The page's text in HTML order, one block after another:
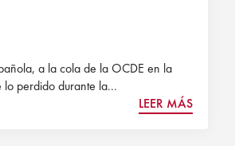
a la cola de la OCDE en la
lo perdido durante la...
LEER MÁS